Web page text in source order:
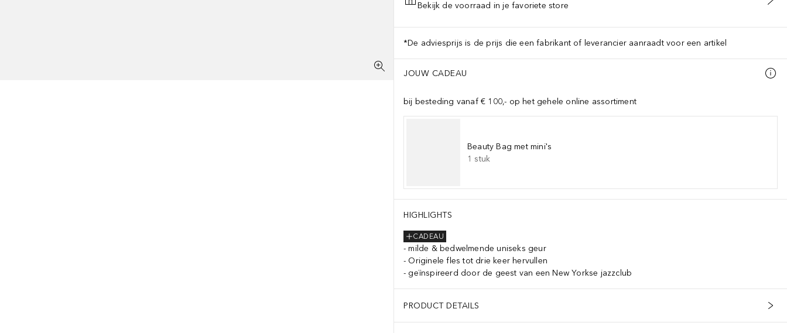
Bekijk de voorraad in je favoriete store
*De adviesprijs is de prijs die een fabrikant of leverancier aanraadt voor een artikel
JOUW CADEAU
bij besteding vanaf € 100,- op het gehele online assortiment
Beauty Bag met mini's
1 stuk
HIGHLIGHTS
CADEAU
milde & bedwelmende uniseks geur
Originele fles tot drie keer hervullen
geïnspireerd door de geest van een New Yorkse jazzclub
PRODUCT DETAILS